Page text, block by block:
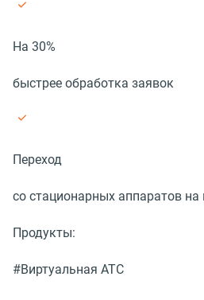
На 30%
быстрее обработка заявок
Переход
со стационарных аппаратов
Продукты:
#Виртуальная АТС